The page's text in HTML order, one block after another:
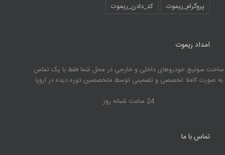
پروگرام_ریموت
کد_دادن_ریموت
امداد ریموت
ساخت سوئیچ خودروهای داخلی و خارجی در محل شما فقط با یک تماس
به صورت کاملا تخصصی و تضمینی توسط متخصصین دوره دیده در اروپا
24 ساعت شبانه روز
تماس با ما